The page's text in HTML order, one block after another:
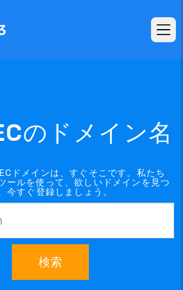
のドメイン名
ドメインは、すぐそこです。私たち
ールを使って、欲しいドメインを見つ
今すぐ登録しましょう。
検索